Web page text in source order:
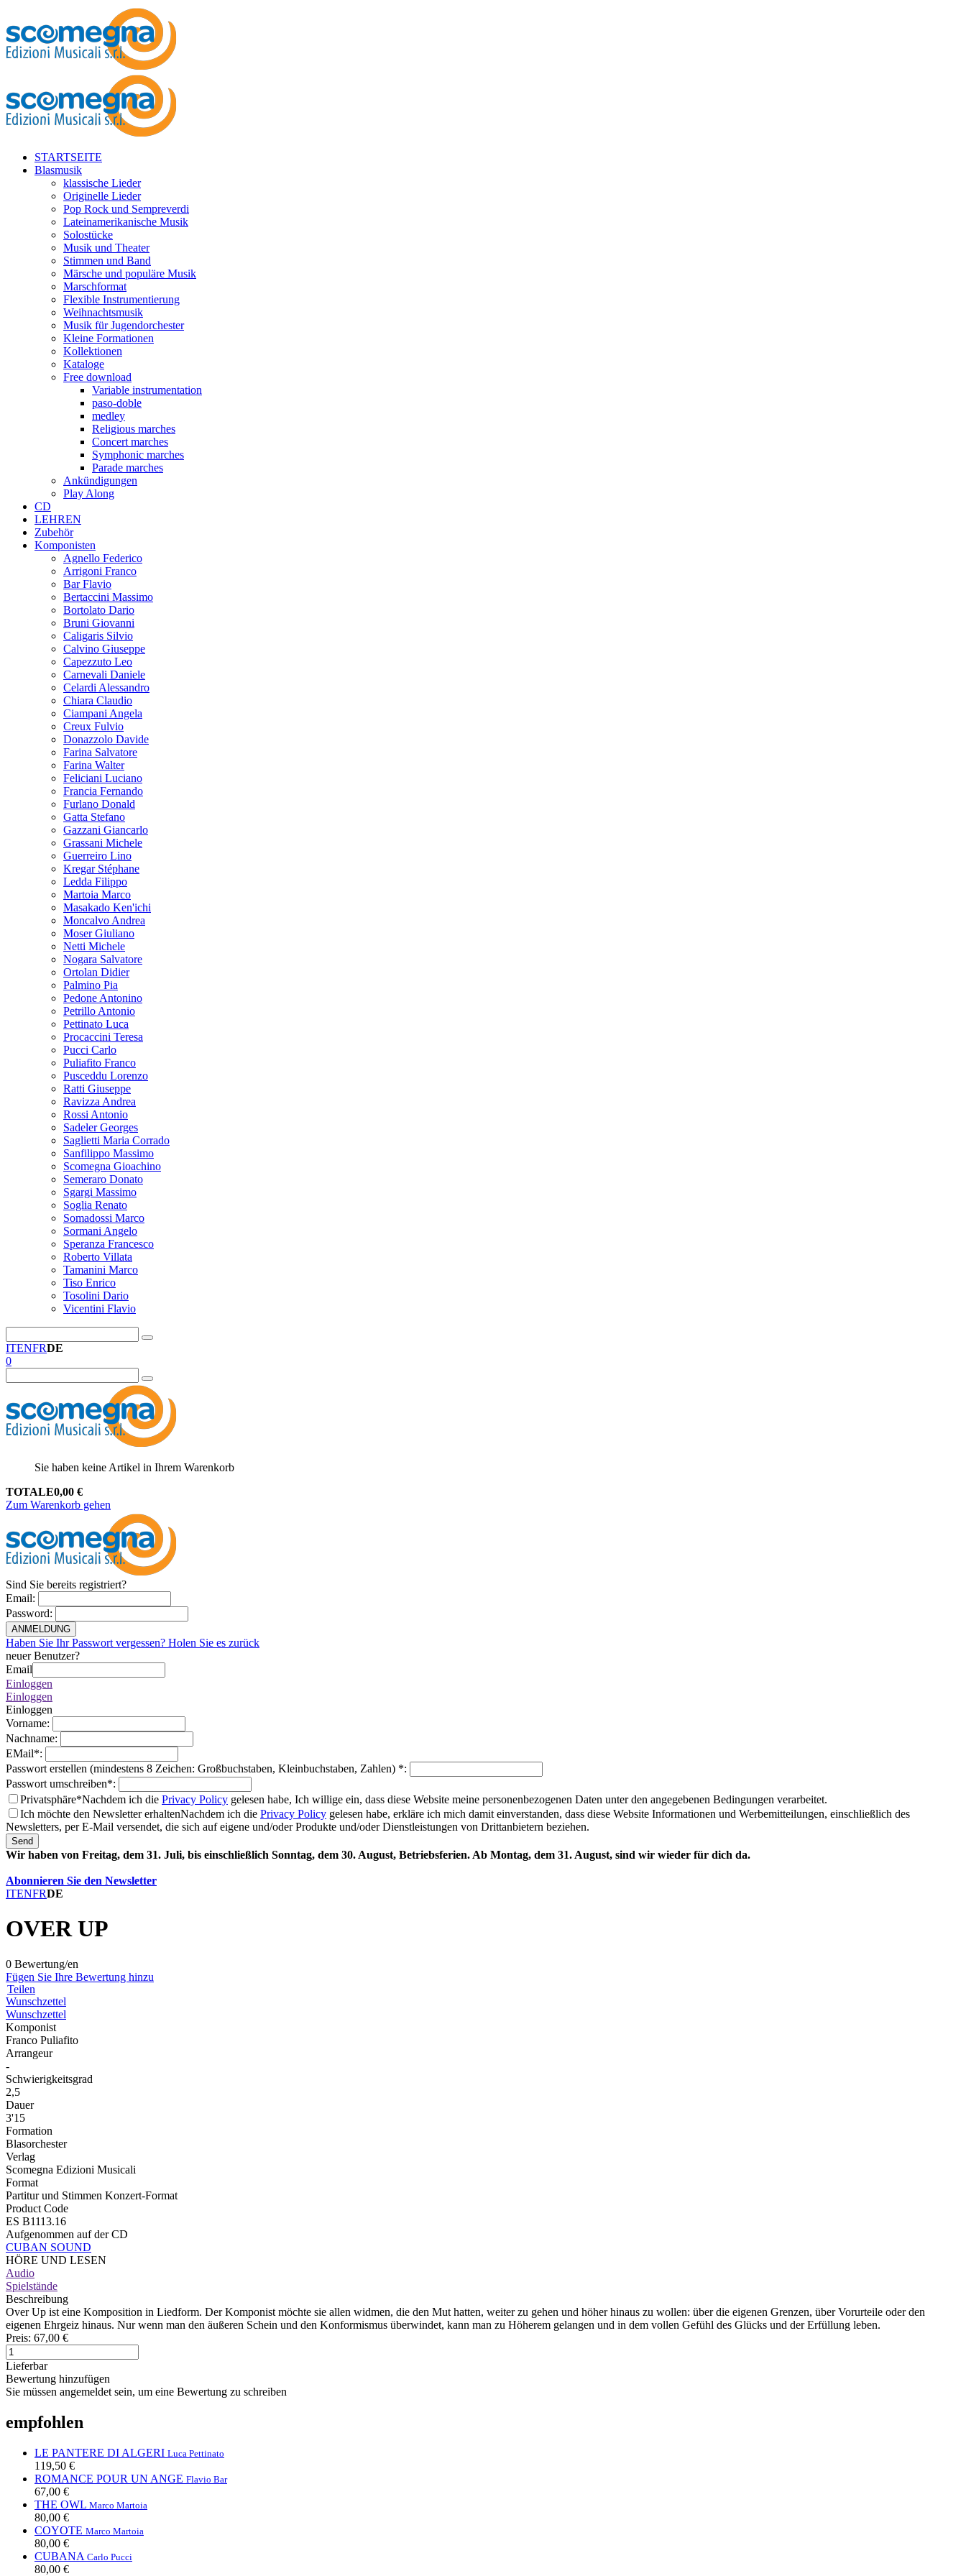
STARTSEITE
Blasmusik
klassische Lieder
Originelle Lieder
Pop Rock und Sempreverdi
Lateinamerikanische Musik
Solostücke
Musik und Theater
Stimmen und Band
Märsche und populäre Musik
Marschformat
Flexible Instrumentierung
Weihnachtsmusik
Musik für Jugendorchester
Kleine Formationen
Kollektionen
Kataloge
Free download
Variable instrumentation
paso-doble
medley
Religious marches
Concert marches
Symphonic marches
Parade marches
Ankündigungen
Play Along
CD
LEHREN
Zubehör
Komponisten
Agnello Federico
Arrigoni Franco
Bar Flavio
Bertaccini Massimo
Bortolato Dario
Bruni Giovanni
Caligaris Silvio
Calvino Giuseppe
Capezzuto Leo
Carnevali Daniele
Celardi Alessandro
Chiara Claudio
Ciampani Angela
Creux Fulvio
Donazzolo Davide
Farina Salvatore
Farina Walter
Feliciani Luciano
Francia Fernando
Furlano Donald
Gatta Stefano
Gazzani Giancarlo
Grassani Michele
Guerreiro Lino
Kregar Stéphane
Ledda Filippo
Martoia Marco
Masakado Ken'ichi
Moncalvo Andrea
Moser Giuliano
Netti Michele
Nogara Salvatore
Ortolan Didier
Palmino Pia
Pedone Antonino
Petrillo Antonio
Pettinato Luca
Procaccini Teresa
Pucci Carlo
Puliafito Franco
Pusceddu Lorenzo
Ratti Giuseppe
Ravizza Andrea
Rossi Antonio
Sadeler Georges
Saglietti Maria Corrado
Sanfilippo Massimo
Scomegna Gioachino
Semeraro Donato
Sgargi Massimo
Soglia Renato
Somadossi Marco
Sormani Angelo
Speranza Francesco
Roberto Villata
Tamanini Marco
Tiso Enrico
Tosolini Dario
Vicentini Flavio
ITENFRDE
0
Sie haben keine Artikel in Ihrem Warenkorb
TOTALE0,00 €
Zum Warenkorb gehen
Sind Sie bereits registriert?
Email:
Password:
ANMELDUNG
Haben Sie Ihr Passwort vergessen? Holen Sie es zurück
neuer Benutzer?
Email
Einloggen
Einloggen
Einloggen
Vorname:
Nachname:
EMail*:
Passwort erstellen (mindestens 8 Zeichen: Großbuchstaben, Kleinbuchstaben, Zahlen) *:
Passwort umschreiben*:
Privatsphäre*Nachdem ich die Privacy Policy gelesen habe, Ich willige ein, dass diese Website meine personenbezogenen Daten unter den angegebenen Bedingungen verarbeitet.
Ich möchte den Newsletter erhaltenNachdem ich die Privacy Policy gelesen habe, erkläre ich mich damit einverstanden, dass diese Website Informationen und Werbemitteilungen, einschließlich des
Newsletters, per E-Mail versendet, die sich auf eigene und/oder Produkte und/oder Dienstleistungen von Drittanbietern beziehen.
Send
Wir haben von Freitag, dem 31. Juli, bis einschließlich Sonntag, dem 30. August, Betriebsferien. Ab Montag, dem 31. August, sind wir wieder für dich da.
Abonnieren Sie den Newsletter
ITENFRDE
OVER UP
0 Bewertung/en
Fügen Sie Ihre Bewertung hinzu
Teilen
Wunschzettel
Wunschzettel
Komponist
Franco Puliafito
Arrangeur
-
Schwierigkeitsgrad
2,5
Dauer
3'15
Formation
Blasorchester
Verlag
Scomegna Edizioni Musicali
Format
Partitur und Stimmen Konzert-Format
Product Code
ES B1113.16
Aufgenommen auf der CD
CUBAN SOUND
HÖRE UND LESEN
Audio
Spielstände
Beschreibung
Over Up ist eine Komposition in Liedform. Der Komponist möchte sie allen widmen, die den Mut hatten, weiter zu gehen und höher hinaus zu wollen: über die eigenen Grenzen, über Vorurteile oder den
eigenen Ehrgeiz hinaus. Nur wenn man den äußeren Schein und den Konformismus überwindet, kann man zu Höherem gelangen und in dem vollen Gefühl des Glücks und der Erfüllung leben.
Preis: 67,00 €
Lieferbar
Bewertung hinzufügen
Sie müssen angemeldet sein, um eine Bewertung zu schreiben
empfohlen
LE PANTERE DI ALGERI Luca Pettinato
119,50 €
ROMANCE POUR UN ANGE Flavio Bar
67,00 €
THE OWL Marco Martoia
80,00 €
COYOTE Marco Martoia
80,00 €
CUBANA Carlo Pucci
80,00 €